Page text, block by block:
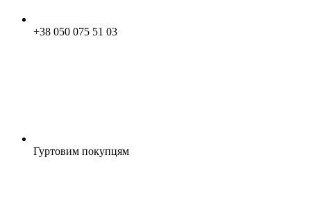
+38 050 075 51 03
Гуртовим покупцям